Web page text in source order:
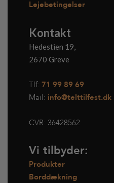
Lejebetingelser
Kontakt
Hedestien 19,
2670 Greve
Tlf: 71 99 89 69
Mail: info@telttilfest.dk
CVR: 36428562
Vi tilbyder:
Produkter
Borddækning